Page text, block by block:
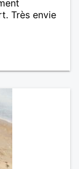
Très envie